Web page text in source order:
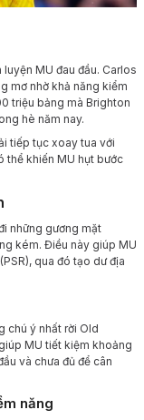
MU đau đầu. Carlos
mơ nhờ khả năng kiểm
triệu bảng mà Brighton
hè năm nay.
tiếp tục xoay tua với
thể khiến MU hụt bước
những gương mặt
kém. Điều này giúp MU
qua đó tạo dư địa
chú ý nhất rời Old
MU tiết kiệm khoảng
và chưa đủ để cân
năng